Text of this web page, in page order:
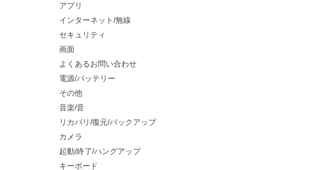
アプリ
インターネット/無線
セキュリティ
画面
よくあるお問い合わせ
電源/バッテリー
その他
音楽/音
リカバリ/復元/バックアップ
カメラ
起動/終了/ハングアップ
キーボード